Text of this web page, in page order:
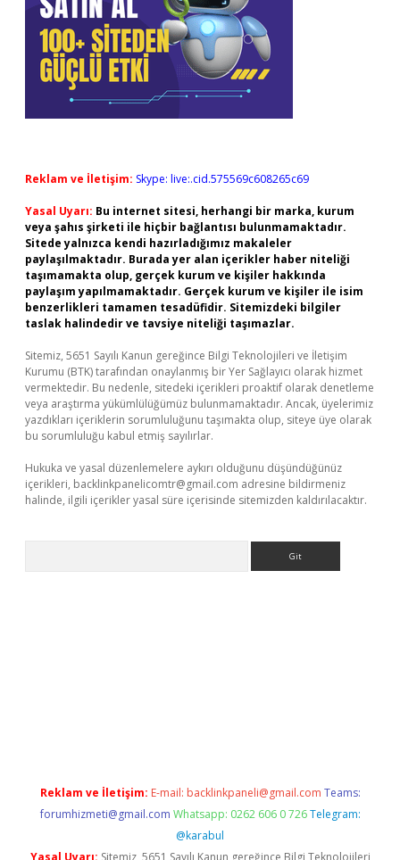
Reklam ve İletişim: Skype: live:.cid.575569c608265c69
Yasal Uyarı: Bu internet sitesi, herhangi bir marka, kurum
veya şahıs şirketi ile hiçbir bağlantısı bulunmamaktadır.
Sitede yalnızca kendi hazırladığımız makaleler
paylaşılmaktadır. Burada yer alan içerikler haber niteliği
taşımamakta olup, gerçek kurum ve kişiler hakkında
paylaşım yapılmamaktadır. Gerçek kurum ve kişiler ile isim
benzerlikleri tamamen tesadüfidir. Sitemizdeki bilgiler
taslak halindedir ve tavsiye niteliği taşımazlar.
Sitemiz, 5651 Sayılı Kanun gereğince Bilgi Teknolojileri ve İletişim
Kurumu (BTK) tarafından onaylanmış bir Yer Sağlayıcı olarak hizmet
vermektedir. Bu nedenle, sitedeki içerikleri proaktif olarak denetleme
veya araştırma yükümlülüğümüz bulunmamaktadır. Ancak, üyelerimiz
yazdıkları içeriklerin sorumluluğunu taşımakta olup, siteye üye olarak
bu sorumluluğu kabul etmiş sayılırlar.
Hukuka ve yasal düzenlemelere aykırı olduğunu düşündüğünüz
içerikleri, backlinkpanelicomtr@gmail.com adresine bildirmeniz
halinde, ilgili içerikler yasal süre içerisinde sitemizden kaldırılacaktır.
Reklam ve İletişim: E-mail: backlinkpaneli@gmail.com Teams:
forumhizmeti@gmail.com Whatsapp: 0262 606 0 726 Telegram:
@karabul
Yasal Uyarı: Sitemiz, 5651 Sayılı Kanun gereğince Bilgi Teknolojileri